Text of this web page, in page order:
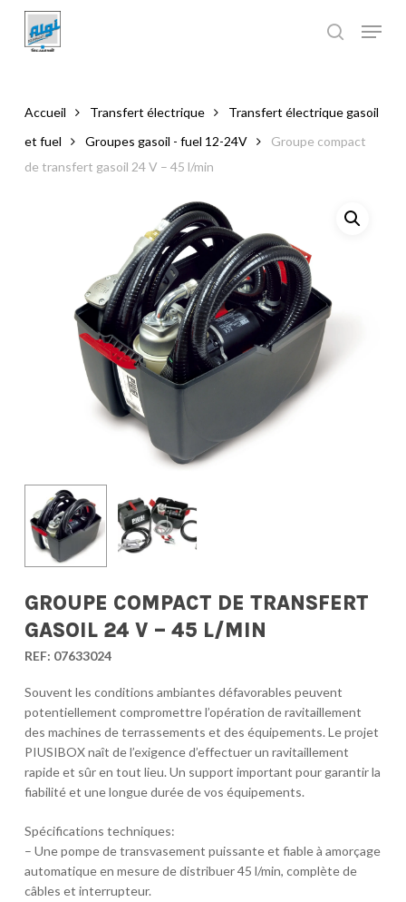
main
Accueil Transfert électrique
Transfert électrique gasoil
et fuel
Groupes gasoil - fuel 12-24V
Groupe compact
de transfert gasoil 24 V – 45 l/min
GROUPE COMPACT DE TRANSFERT
GASOIL 24 V – 45 L/MIN
REF: 07633024
Souvent les conditions ambiantes défavorables peuvent
potentiellement compromettre l’opération de ravitaillement
des machines de terrassements et des équipements. Le projet
PIUSIBOX naît de l’exigence d’effectuer un ravitaillement
rapide et sûr en tout lieu. Un support important pour garantir la
fiabilité et une longue durée de vos équipements.
Spécifications techniques:
– Une pompe de transvasement puissante et fiable à amorçage
automatique en mesure de distribuer 45 l/min, complète de
câbles et interrupteur.